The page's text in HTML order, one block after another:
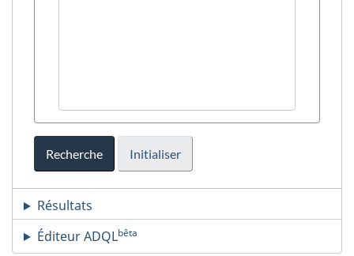
Recherche Initialiser
Résultats
Éditeur ADQLbêta